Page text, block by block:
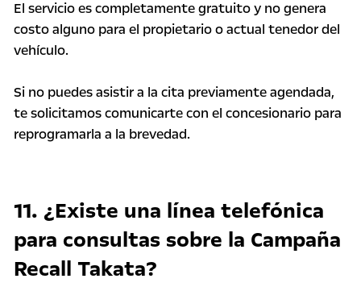
El servicio es completamente gratuito y no genera
costo alguno para el propietario o actual tenedor del
vehículo.
Si no puedes asistir a la cita previamente agendada,
te solicitamos comunicarte con el concesionario para
reprogramarla a la brevedad.
11. ¿Existe una línea telefónica
para consultas sobre la Campaña
Recall Takata?